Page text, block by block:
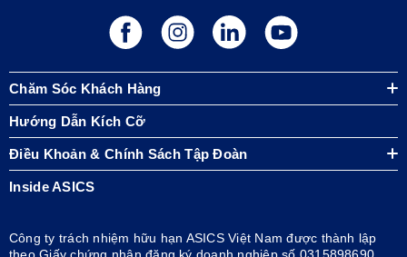
Chăm Sóc Khách Hàng
Hướng Dẫn Kích Cỡ
Điều Khoản & Chính Sách Tập Đoàn
Inside ASICS
Công ty trách nhiệm hữu hạn ASICS Việt Nam được thành lập
theo Giấy chứng nhận đăng ký doanh nghiệp số 0315898690,